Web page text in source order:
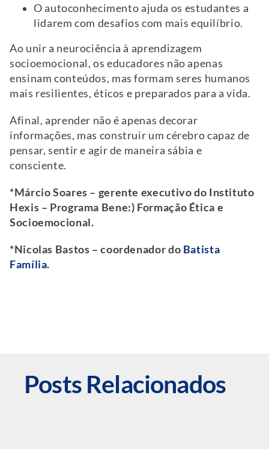
O autoconhecimento ajuda os estudantes a
lidarem com desafios com mais equilíbrio.
Ao unir a neurociência à aprendizagem
socioemocional, os educadores não apenas
ensinam conteúdos, mas formam seres humanos
mais resilientes, éticos e preparados para a vida.
Afinal, aprender não é apenas decorar
informações, mas construir um cérebro capaz de
pensar, sentir e agir de maneira sábia e
consciente.
*Márcio Soares – gerente executivo do Instituto
Hexis – Programa Bene:) Formação Ética e
Socioemocional.
*Nicolas Bastos – coordenador do Batista
Família.
Posts Relacionados